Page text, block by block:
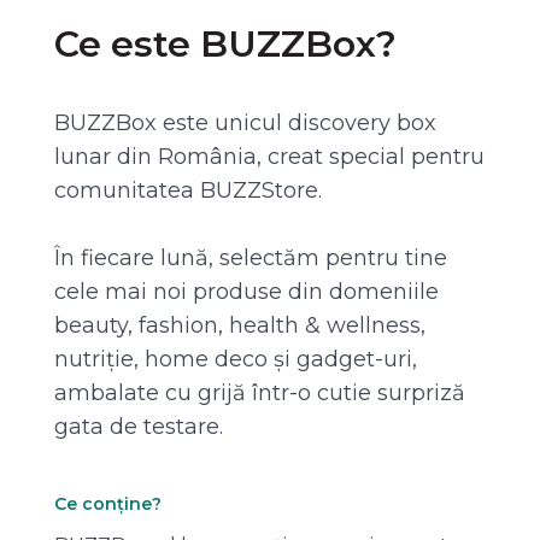
Ce este BUZZBox?
BUZZBox este unicul discovery box
lunar din România, creat special pentru
comunitatea BUZZStore.
În fiecare lună, selectăm pentru tine
cele mai noi produse din domeniile
beauty, fashion, health & wellness,
nutriție, home deco și gadget-uri,
ambalate cu grijă într-o cutie surpriză
gata de testare.
Ce conține?